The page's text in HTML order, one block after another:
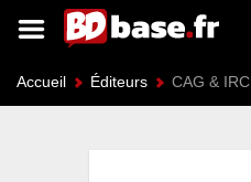
Accueil Éditeurs CAG & IRC